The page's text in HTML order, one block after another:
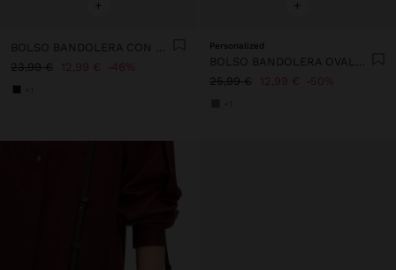
+
BOLSO BANDOLERA CON DETALLE DE CINTURÓN
23,99 €
12,99 € 46%
+
Personalized
BOLSO BANDOLERA OVALADO CON SOLAPA
25,99 €
12,99 € 50%